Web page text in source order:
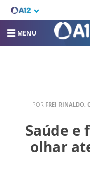
MENU
POR FREI RINALDO,
Saúde e
olhar